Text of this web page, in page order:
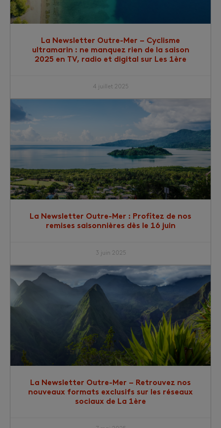
La Newsletter Outre-Mer – Cyclisme
ultramarin : ne manquez rien de la saison
2025 en TV, radio et digital sur Les 1ère
4 juillet 2025
La Newsletter Outre-Mer : Profitez de nos
remises saisonnières dès le 16 juin
3 juin 2025
La Newsletter Outre-Mer – Retrouvez nos
nouveaux formats exclusifs sur les réseaux
sociaux de La 1ère